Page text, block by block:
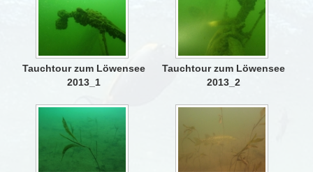
Tauchtour zum Löwensee
2013_1
Tauchtour zum Löwensee
2013_2